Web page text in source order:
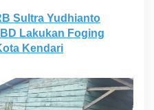
Sultra Yudhianto
Lakukan Foging
Kendari